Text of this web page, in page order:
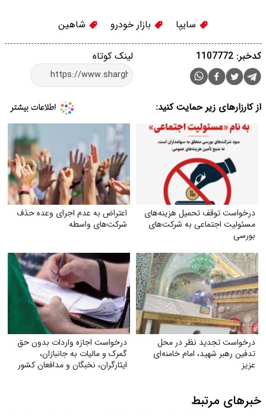
سایپا بازار خودرو شاهین
لینک کوتاه کدخبر: 1107772
از کارزارهای زیر حمایت کنید:
درخواست توقف تحمیل هزینه‌های
مسئولیت اجتماعی به شرکت‌های
بورسی
اعتراض به عدم اجرای وعده حذف
شرکت‌های واسطه
درخواست تجدید نظر در محل
تدفین رهبر شهید، امام خامنه‌ای
عزیز
درخواست اجازه واردات بدون حق
گمرک و مالیات به جانبازان،
ایثارگران، نخبگان و مدافعان کشور
خبرهای مرتبط